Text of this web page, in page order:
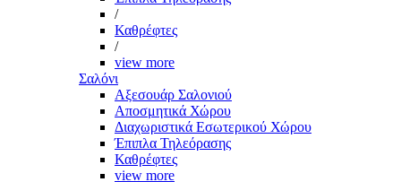
/
Καθρέφτες
/
view more
Σαλόνι
Αξεσουάρ Σαλονιού
Αποσμητικά Χώρου
Διαχωριστικά Εσωτερικού Χώρου
Έπιπλα Τηλεόρασης
Καθρέφτες
view more